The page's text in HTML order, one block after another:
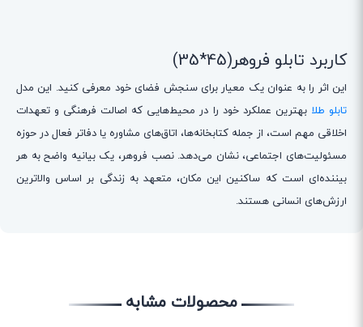
کاربرد تابلو فروهر(45*35)
این اثر را به عنوان یک معیار برای سنجش فضای خود معرفی کنید. این مدل
تابلو طلا بهترین عملکرد خود را در محیط‌هایی که اصالت فرهنگی و تعهدات
اخلاقی مهم است، از جمله کتابخانه‌ها، اتاق‌های مشاوره یا دفاتر فعال در حوزه
مسئولیت‌های اجتماعی، نشان می‌دهد. نصب فروهر، یک بیانیه واضح به هر
بیننده‌ای است که ساکنین این مکان، متعهد به زندگی بر اساس والاترین
ارزش‌های انسانی هستند.
محصولات مشابه